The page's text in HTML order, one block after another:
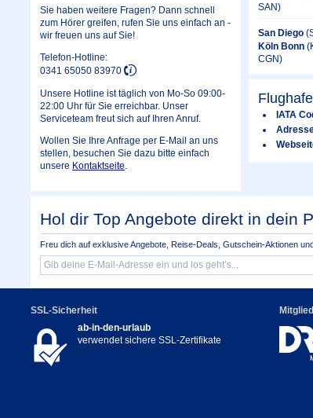
SAN)
San Diego
Köln Bonn
CGN)
IATA
Sie haben weitere Fragen? Dann schnell
zum Hörer greifen, rufen Sie uns einfach an -
wir freuen uns auf Sie!
Telefon-Hotline:
0341 65050 83970
Unsere Hotline ist täglich von Mo-So 09:00-
22:00 Uhr für Sie erreichbar. Unser
Serviceteam freut sich auf Ihren Anruf.
Wollen Sie Ihre Anfrage per E-Mail an uns
stellen, besuchen Sie dazu bitte einfach
unsere Kontaktseite
Hol dir Top Angebote direkt in dein
Freu dich auf exklusive Angebote, Reise-Deals, Gutschein-Aktionen
SSL-Sicherheit
ab-in-den-urlaub
verwendet sichere SSL-Zertifikate